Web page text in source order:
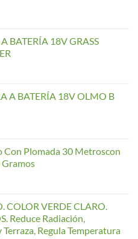
BATERÍA 18V GRASS
A BATERÍA 18V OLMO B
Con Plomada 30 Metroscon
COLOR VERDE CLARO.
Reduce Radiación,
Regula Temperatura